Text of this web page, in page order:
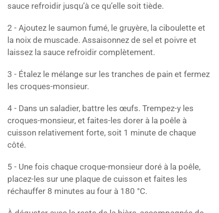
sauce refroidir jusqu’à ce qu’elle soit tiède.
2 - Ajoutez le saumon fumé, le gruyère, la ciboulette et
la noix de muscade. Assaisonnez de sel et poivre et
laissez la sauce refroidir complètement.
3 - Étalez le mélange sur les tranches de pain et fermez
les croques-monsieur.
4 - Dans un saladier, battre les œufs. Trempez-y les
croques-monsieur, et faites-les dorer à la poêle à
cuisson relativement forte, soit 1 minute de chaque
côté.
5 - Une fois chaque croque-monsieur doré à la poêle,
placez-les sur une plaque de cuisson et faites les
réchauffer 8 minutes au four à 180 °C.